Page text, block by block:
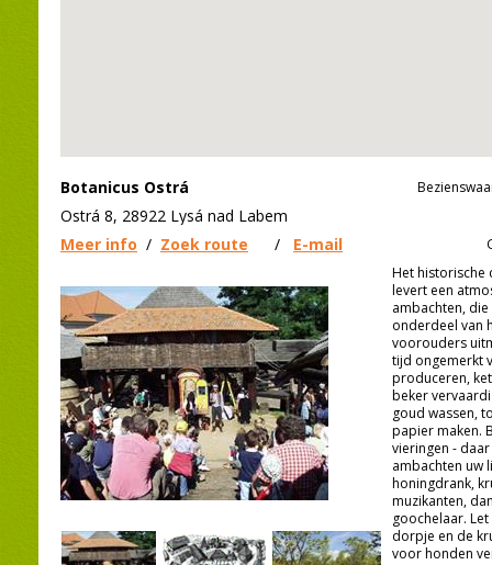
Botanicus Ostrá
Ostrá 8, 28922 Lysá nad Labem
Meer info / Zoek route / E-mail
Het historische
levert een
ambachten,
onderdeel van
voorouders
tijd ongemerkt
produceren,
beker
goud wassen,
papier maken.
vieringen -
ambachten uw
honingdrank,
muzikanten,
goochelaar.
dorpje en de
voor honden